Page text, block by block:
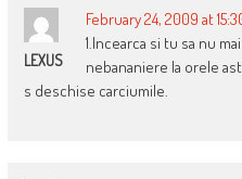
LEXUS
February 24, 2009 at
1.Incearca si tu sa nu
nebananiere la orele
s deschise carciumile.